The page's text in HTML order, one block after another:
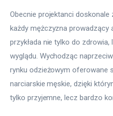
Obecnie projektanci
każdy mężczyzna prowadzący
przykłada nie tylko do
wyglądu. Wychodząc
rynku odzieżowym oferowane
narciarskie męskie, dzięki
tylko przyjemne, lecz bardzo